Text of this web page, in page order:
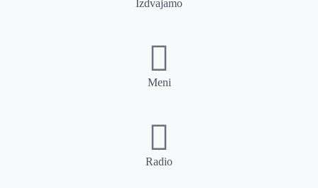
Izdvajamo
Meni
Radio